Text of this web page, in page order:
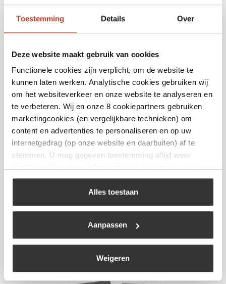
Toestemming Details Over
Deze website maakt gebruik van cookies
Functionele cookies zijn verplicht, om de website te
kunnen laten werken. Analytische cookies gebruiken wij
om het websiteverkeer en onze website te analyseren en
te verbeteren. Wij en onze 8 cookiepartners gebruiken
marketingcookies (en vergelijkbare technieken) om
content en advertenties te personaliseren en op uw
internetgedrag (op onze website en daarbuiten) af te
stemmen. U mag gegeven toestemming altijd weer
uw keuze op onze website verwijzen wij u naar ons
Alles toestaan
Aanpassen
Weigeren
Kamado Joe – Gietijzeren Grill plaat
€69,99
Bekijk
Niet op voorraad